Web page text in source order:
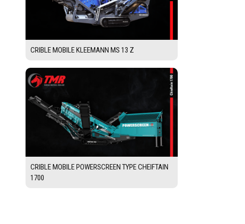
CRIBLE MOBILE KLEEMANN MS 13 Z
CRIBLE MOBILE POWERSCREEN TYPE CHEIFTAIN
1700